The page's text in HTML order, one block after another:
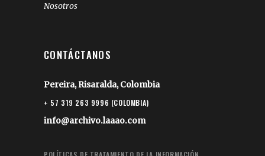
Nosotros
CONTÁCTANOS
Pereira, Risaralda, Colombia
+ 57 319 263 9996 (COLOMBIA)
info@archivo.laaao.com